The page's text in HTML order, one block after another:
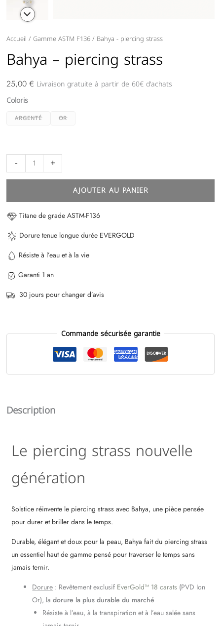
Accueil /Gamme ASTM F136/ Bahya - piercing strass
Bahya – piercing strass
25,00€ Livraison gratuite à partir de 60€ d'achats
Coloris
ARGENTÉ OR
-
quantité
de
Bahya
-
piercing
strass
+
AJOUTER AU PANIER
Titane de grade ASTM-F136
Dorure tenue longue durée EVERGOLD
Résiste à l’eau et à la vie
Garanti 1 an
30 jours pour changer d’avis
Commande sécurisée garantie
Description
Le piercing strass nouvelle
génération
Solstice réinvente le piercing strass avec Bahya, une pièce pensée
pour durer et briller dans le temps.
Durable, élégant et doux pour la peau, Bahya fait du piercing strass
un essentiel haut de gamme pensé pour traverser le temps sans
jamais ternir.
Dorure : Revêtement exclusif EverGold™ 18 carats (PVD Ion
Or), ladorure la plus durable du marché
Résiste à l’eau, à la transpiration et à l’eau salée sans